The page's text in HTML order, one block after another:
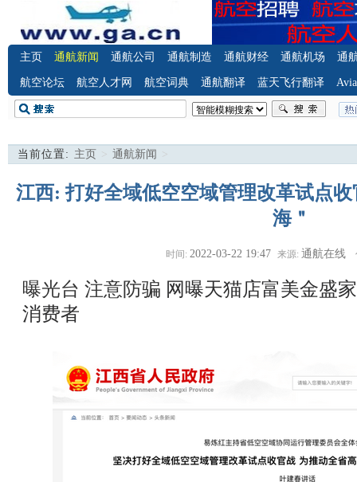
主页 通航新闻 通航公司 通航制造 通航财经 通航机场 通
航空论坛 航空人才网 航空词典 通航翻译 蓝天飞行翻译
当前位置: 主页 > 通航新闻 >
江西: 打好全域低空空域管理改革试点
海＂
时间: 2022-03-22 19:47 来源: 通航在线
曝光台 注意防骗 网曝天猫店富美金盛
消费者